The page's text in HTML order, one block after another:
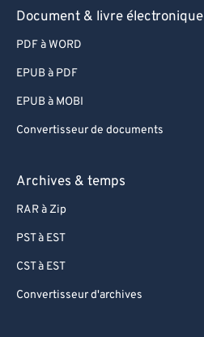
Document & livre électronique
PDF à WORD
EPUB à PDF
EPUB à MOBI
Convertisseur de documents
Archives & temps
RAR à Zip
PST à EST
CST à EST
Convertisseur d'archives